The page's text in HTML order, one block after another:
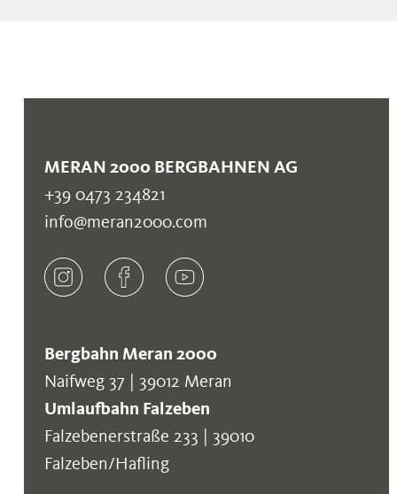
MERAN 2000 BERGBAHNEN AG
+39 0473 234821
info@meran2000.com
Bergbahn Meran 2000
Naifweg 37 | 39012 Meran
Umlaufbahn Falzeben
Falzebenerstraße 233 | 39010
Falzeben/Hafling